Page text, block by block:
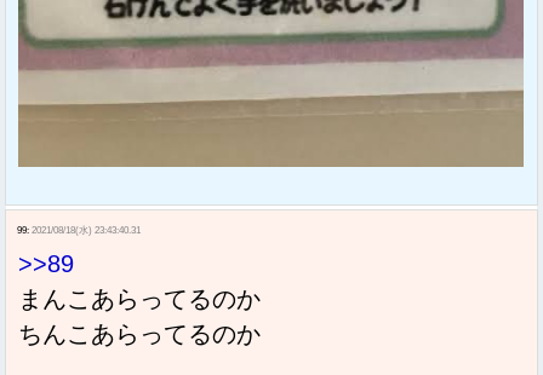
99: 2021/08/18(水) 23:43:40.31
>>89
まんこあらってるのか
ちんこあらってるのか